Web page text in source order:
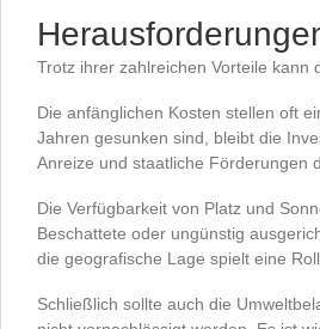
Trotz ihrer zahlreichen Vorteile kann
Die anfänglichen Kosten stellen oft
Jahren gesunken sind, bleibt die
Anreize und staatliche Förderungen
Die Verfügbarkeit von Platz und
Beschattete oder ungünstig
die geografische Lage spielt eine
Schließlich sollte auch die